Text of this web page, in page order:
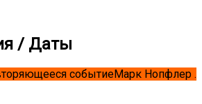
/ Даты
событиеМарк Нопфлер .